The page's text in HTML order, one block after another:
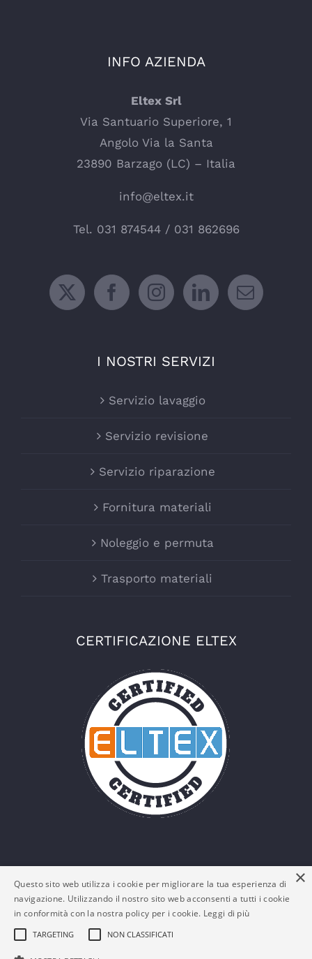
INFO AZIENDA
Eltex Srl
Via Santuario Superiore, 1
Angolo Via la Santa
23890 Barzago (LC) – Italia
info@eltex.it
Tel. 031 874544/ 031 862696
I NOSTRI SERVIZI
Servizio lavaggio
Servizio revisione
Servizio riparazione
Fornitura materiali
Noleggio e permuta
Trasporto materiali
CERTIFICAZIONE ELTEX
© Eltex Srl - P. IVA: 03161180132 -
×
Questo sito web utilizza i cookie per migliorare la tua esperienza di
navigazione. Utilizzando il nostro sito web acconsenti a tutti i cookie
in conformità con la nostra policy per i cookie. Leggi di più
TARGETING NON CLASSIFICATI